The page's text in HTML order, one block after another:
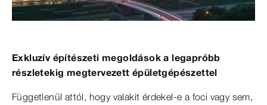
Exkluzív építészeti megoldások a legapróbb
részletekig megtervezett épületgépészettel
Függetlenül attól, hogy valakit érdekel-e a foci vagy sem,